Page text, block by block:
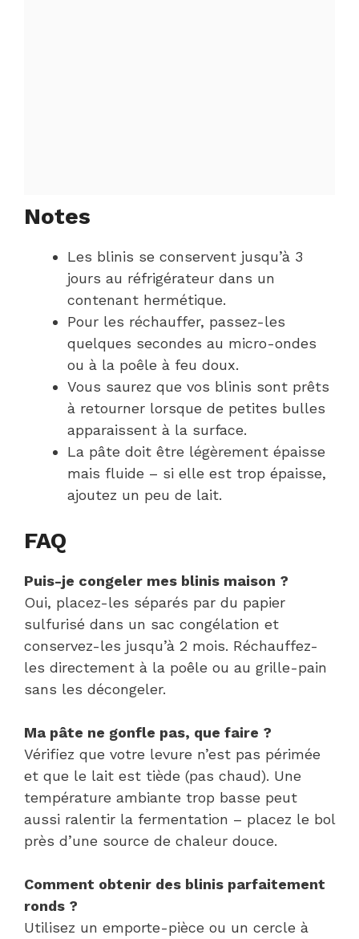
Notes
Les blinis se conservent jusqu’à 3
jours au réfrigérateur dans un
contenant hermétique.
Pour les réchauffer, passez-les
quelques secondes au micro-ondes
ou à la poêle à feu doux.
Vous saurez que vos blinis sont prêts
à retourner lorsque de petites bulles
apparaissent à la surface.
La pâte doit être légèrement épaisse
mais fluide – si elle est trop épaisse,
ajoutez un peu de lait.
FAQ
Puis-je congeler mes blinis maison ?
Oui, placez-les séparés par du papier
sulfurisé dans un sac congélation et
conservez-les jusqu’à 2 mois. Réchauffez-
les directement à la poêle ou au grille-pain
sans les décongeler.
Ma pâte ne gonfle pas, que faire ?
Vérifiez que votre levure n’est pas périmée
et que le lait est tiède (pas chaud). Une
température ambiante trop basse peut
aussi ralentir la fermentation – placez le bol
près d’une source de chaleur douce.
Comment obtenir des blinis parfaitement
ronds ?
Utilisez un emporte-pièce ou un cercle à